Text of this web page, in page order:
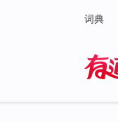
词典